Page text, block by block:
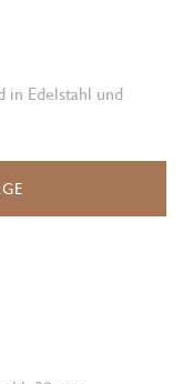
in Edelstahl und